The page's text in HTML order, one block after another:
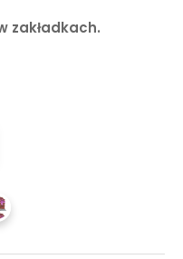
zakładkach.